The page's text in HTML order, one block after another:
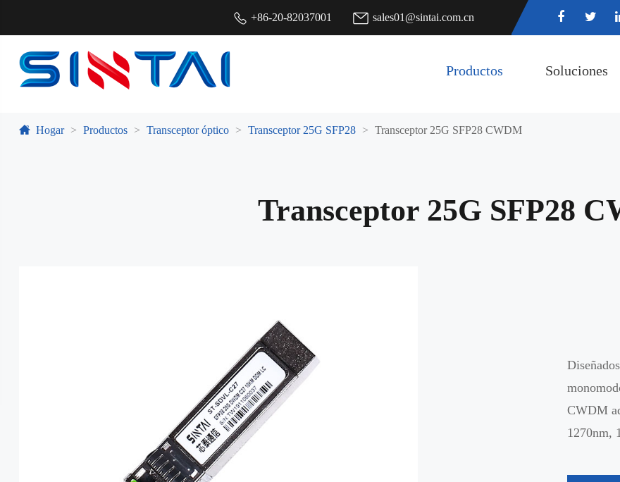
+86-20-82037001 sales01@sintai.com.cn
Productos Soluciones
Hogar Productos Transceptor óptico Transceptor 25G SFP28 Transceptor 25G SFP28 CWDM
Transceptor 25G SFP28
CWDM
1270nm,